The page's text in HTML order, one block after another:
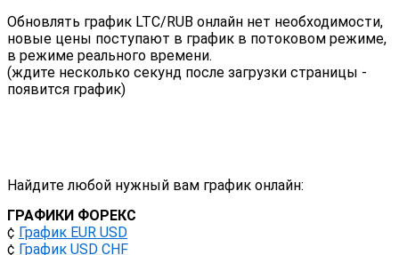
Обновлять график LTC/RUB онлайн нет необходимости,
новые цены поступают в график в потоковом режиме,
в режиме реального времени.
(ждите несколько секунд после загрузки страницы -
появится график)
Найдите любой нужный вам график онлайн:
ГРАФИКИ ФОРЕКС
¢ График EUR USD
¢ График USD CHF